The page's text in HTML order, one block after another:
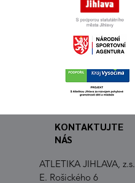
KONTAKTUJTE
NÁS
ATLETIKA JIHLAVA, z.s.
E. Rošického 6